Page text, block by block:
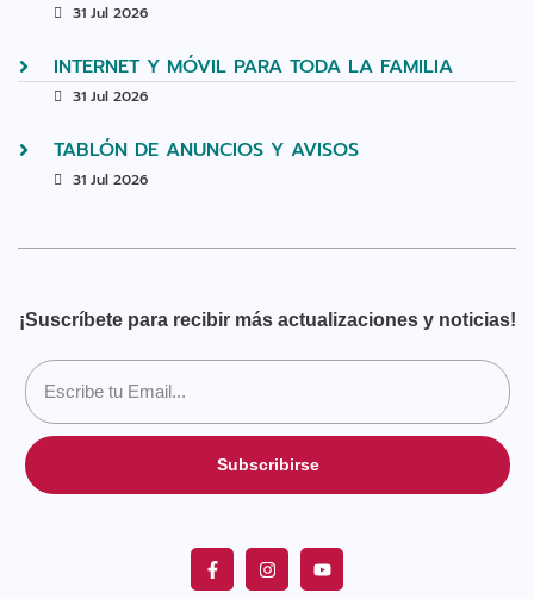
31 Jul 2026
INTERNET Y MÓVIL PARA TODA LA FAMILIA
31 Jul 2026
TABLÓN DE ANUNCIOS Y AVISOS
31 Jul 2026
¡Suscríbete para recibir más actualizaciones y noticias!
Subscribirse